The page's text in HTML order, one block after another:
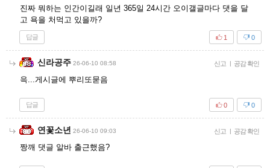
진짜 뭐하는 인간이길래 일년 365일 24시간 오이갤글마다 댓을 달
고 욕을 처먹고 있을까?
답글 0
1
신라공주 26-06-10 08:58 신고 | 공감 확인
윽...게시글에 뿌리또묻음
답글 0
0
연꽃소년 26-06-10 09:03 신고 | 공감 확인
짱깨 댓글 알바 출근했음?